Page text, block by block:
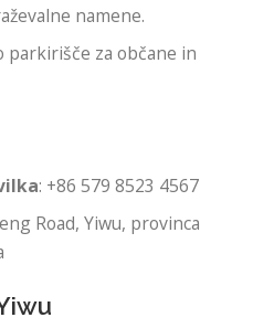
namene.
parkirišče za občane in
: +86 579 8523 4567
Road, Yiwu, provinca